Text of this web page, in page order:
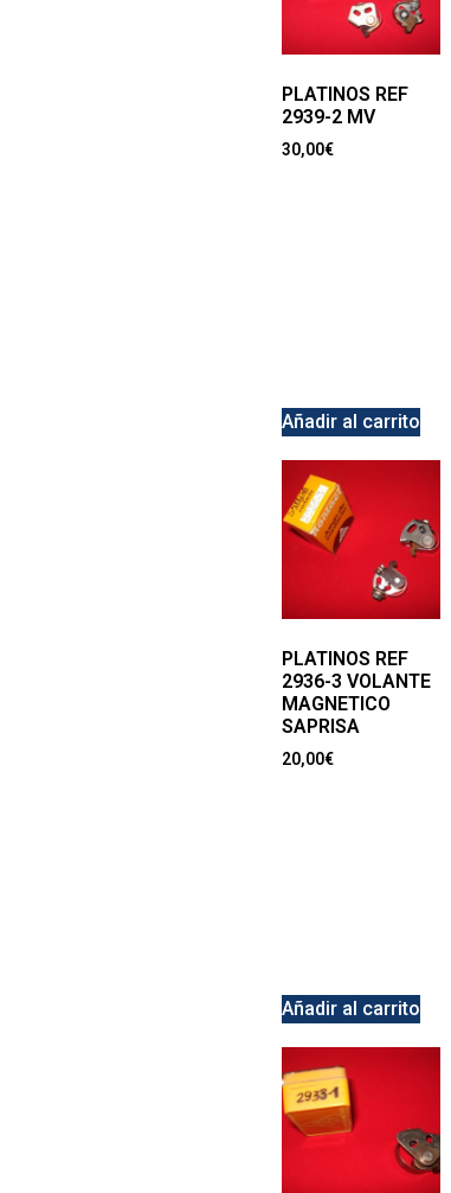
PLATINOS REF
2939-2 MV
30,00€
Añadir al carrito
PLATINOS REF
2936-3 VOLANTE
MAGNETICO
SAPRISA
20,00€
Añadir al carrito